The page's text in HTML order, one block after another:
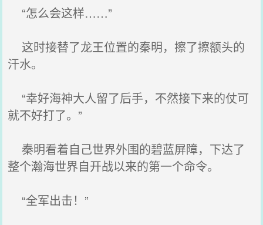
“怎么会这样……”
这时接替了龙王位置的秦明，擦了擦额头的
汗水。
“幸好海神大人留了后手，不然接下来的仗可
就不好打了。”
秦明看着自己世界外围的碧蓝屏障，下达了
整个瀚海世界自开战以来的第一个命令。
“全军出击！”